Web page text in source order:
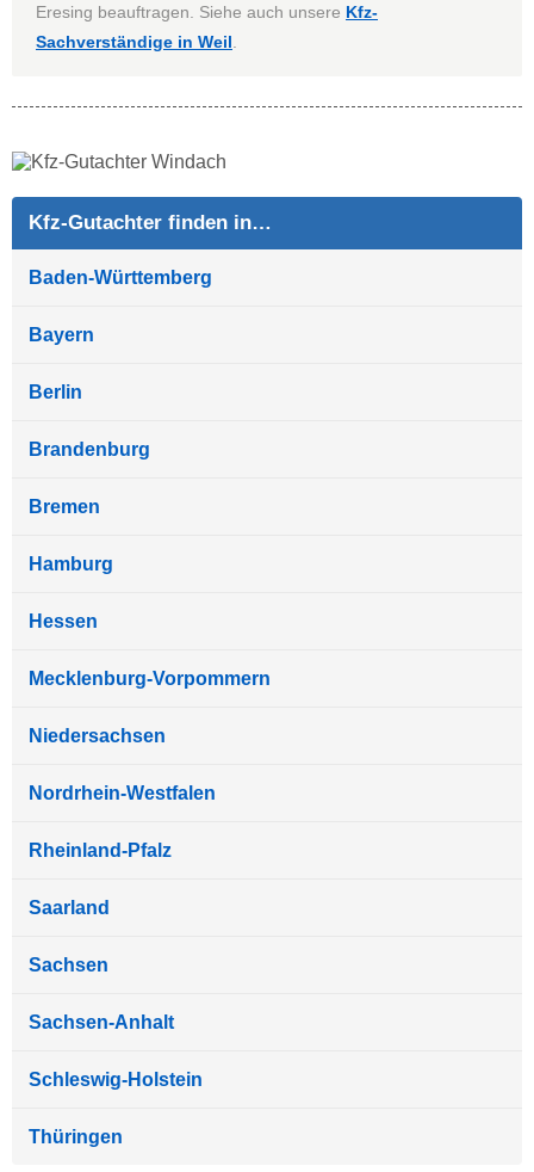
Eresing beauftragen. Siehe auch unsere Kfz-
Sachverständige in Weil
Kfz-Gutachter finden in…
Baden-Württemberg
Bayern
Berlin
Brandenburg
Bremen
Hamburg
Hessen
Mecklenburg-Vorpommern
Niedersachsen
Nordrhein-Westfalen
Rheinland-Pfalz
Saarland
Sachsen
Sachsen-Anhalt
Schleswig-Holstein
Thüringen